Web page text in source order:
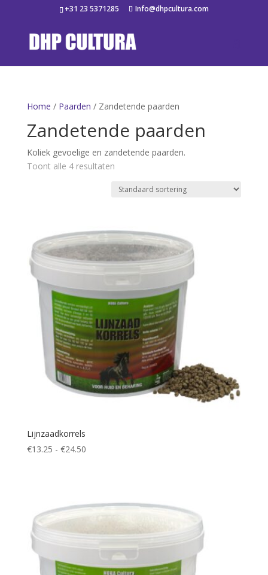
+31 23 5371285 Info@dhpcultura.com
Home / Paarden / Zandetende paarden
Zandetende paarden
Koliek gevoelige en zandetende paarden.
Toont alle 4 resultaten
Lijnzaadkorrels
€13.25 - €24.50Prijsklasse: